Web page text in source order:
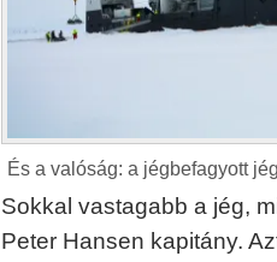
És a valóság: a jégbefagyott
Sokkal vastagabb a jég,
Peter Hansen kapitány.